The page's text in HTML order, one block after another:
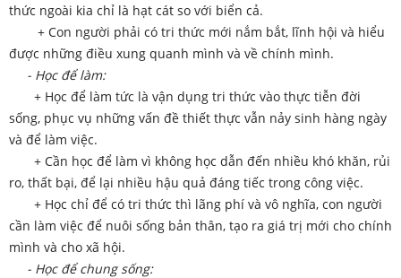
thức ngoài kia chỉ là hạt cát so với biển cả.
+ Con người phải có tri thức mới nắm bắt, lĩnh hội và hiểu
được những điều xung quanh mình và về chính mình.
- Học để làm:
+ Học để làm tức là vận dụng tri thức vào thực tiễn đời
sống, phục vụ những vấn đề thiết thực vẫn nảy sinh hàng ngày
và để làm việc.
+ Cần học để làm vì không học dẫn đến nhiều khó khăn, rủi
ro, thất bại, để lại nhiều hậu quả đáng tiếc trong công việc.
+ Học chỉ để có tri thức thì lãng phí và vô nghĩa, con người
cần làm việc để nuôi sống bản thân, tạo ra giá trị mới cho chính
mình và cho xã hội.
- Học để chung sống: